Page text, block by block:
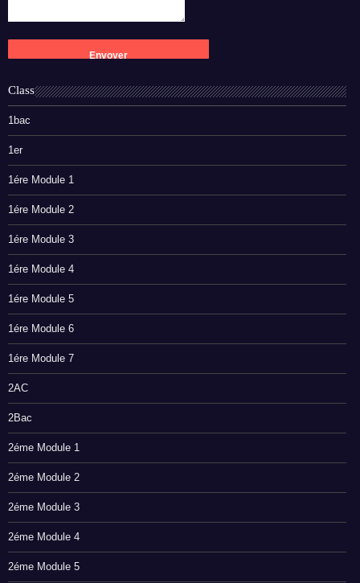
Class
1bac
1er
1ére Module 1
1ére Module 2
1ére Module 3
1ére Module 4
1ére Module 5
1ére Module 6
1ére Module 7
2AC
2Bac
2éme Module 1
2éme Module 2
2éme Module 3
2éme Module 4
2éme Module 5